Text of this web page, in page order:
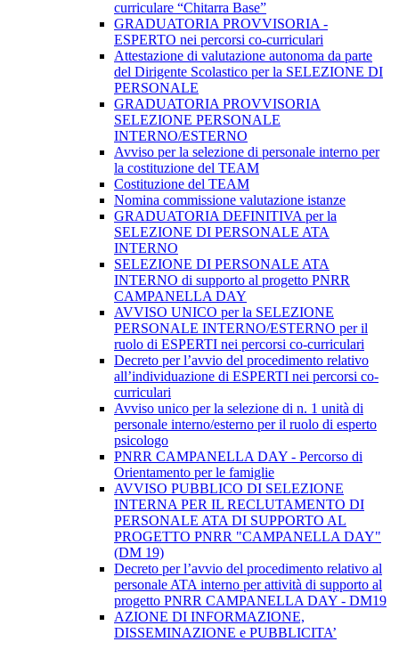
curriculare “Chitarra Base”
GRADUATORIA PROVVISORIA -
ESPERTO nei percorsi co-curriculari
Attestazione di valutazione autonoma da parte
del Dirigente Scolastico per la SELEZIONE DI
PERSONALE
GRADUATORIA PROVVISORIA
SELEZIONE PERSONALE
INTERNO/ESTERNO
Avviso per la selezione di personale interno per
la costituzione del TEAM
Costituzione del TEAM
Nomina commissione valutazione istanze
GRADUATORIA DEFINITIVA per la
SELEZIONE DI PERSONALE ATA
INTERNO
SELEZIONE DI PERSONALE ATA
INTERNO di supporto al progetto PNRR
CAMPANELLA DAY
AVVISO UNICO per la SELEZIONE
PERSONALE INTERNO/ESTERNO per il
ruolo di ESPERTI nei percorsi co-curriculari
Decreto per l’avvio del procedimento relativo
all’individuazione di ESPERTI nei percorsi co-
curriculari
Avviso unico per la selezione di n. 1 unità di
personale interno/esterno per il ruolo di esperto
psicologo
PNRR CAMPANELLA DAY - Percorso di
Orientamento per le famiglie
AVVISO PUBBLICO DI SELEZIONE
INTERNA PER IL RECLUTAMENTO DI
PERSONALE ATA DI SUPPORTO AL
PROGETTO PNRR "CAMPANELLA DAY"
(DM 19)
Decreto per l’avvio del procedimento relativo al
personale ATA interno per attività di supporto al
progetto PNRR CAMPANELLA DAY - DM19
AZIONE DI INFORMAZIONE,
DISSEMINAZIONE e PUBBLICITA’